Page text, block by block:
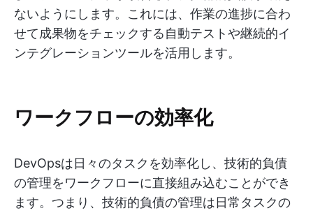
ないようにします。これには、作業の進捗に合わ
せて成果物をチェックする自動テストや継続的イ
ンテグレーションツールを活用します。
ワークフローの効率化
DevOpsは日々のタスクを効率化し、技術的負債
の管理をワークフローに直接組み込むことができ
ます。つまり、技術的負債の管理は日常タスクの